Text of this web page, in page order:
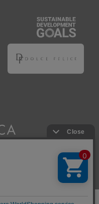
Rights Reserved.